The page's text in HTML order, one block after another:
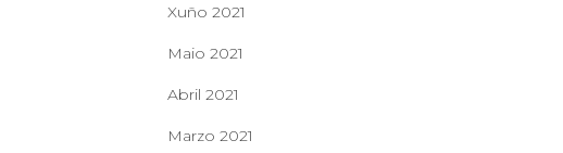
Xuño 2021
Maio 2021
Abril 2021
Marzo 2021